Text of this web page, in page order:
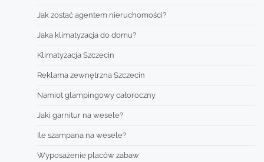
Jak zostać agentem nieruchomości?
Jaka klimatyzacja do domu?
Klimatyzacja Szczecin
Reklama zewnętrzna Szczecin
Namiot glampingowy całoroczny
Jaki garnitur na wesele?
Ile szampana na wesele?
Wyposażenie placów zabaw